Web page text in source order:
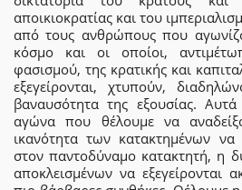
αποικιοκρατίας και του
από τους ανθρώπους που
κόσμο και οι οποίοι,
φασισμού, της κρατικής και
εξεγείρονται, χτυπούν,
βαναυσότητα της εξουσίας. Αυτά
αγώνα που θέλουμε να
ικανότητα των κατακτημένων να
στον παντοδύναμο κατακτητή, η
αποκλεισμένων να εξεγείρονται